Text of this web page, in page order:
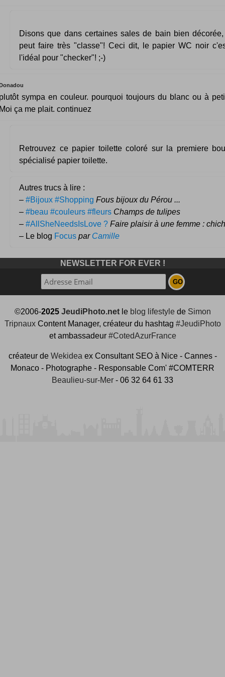
Disons que dans certaines sales de bain bien
peut faire très "classe"! Ceci dit, le papier WC noir
l'idéal pour "checker"! ;-)
sympa en couleur. pourquoi toujours du blanc ou à
ça me plait. continuez
Retrouvez ce papier toilette coloré sur la premiere
spécialisé papier toilette.
Autres trucs à lire :
– #Bijoux #Shopping Fous bijoux du Pérou ...
– #beau #couleurs #fleurs Champs de tulipes
– #AllSheNeedsIsLove ? Faire plaisir à une femme :
– Le blog Focus par Camille
NEWSLETTER FOR EVER !
©2006-2025 JeudiPhoto.netle blog lifestylede Simon
TripnauxContent Manager, créateur du hashtag #JeudiPhoto
et ambassadeur #CotedAzurFrance
créateur de Wekidea ex Consultant SEO à Nice - Cannes -
Monaco - Photographe - Responsable Com' #COMTERR
Beaulieu-sur-Mer - 06 32 64 61 33